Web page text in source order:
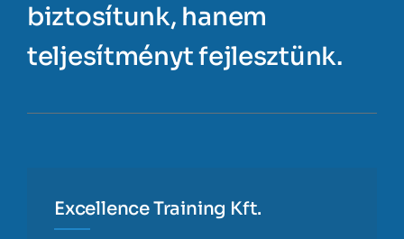
biztosítunk, hanem
teljesítményt fejlesztünk.
Excellence Training Kft.